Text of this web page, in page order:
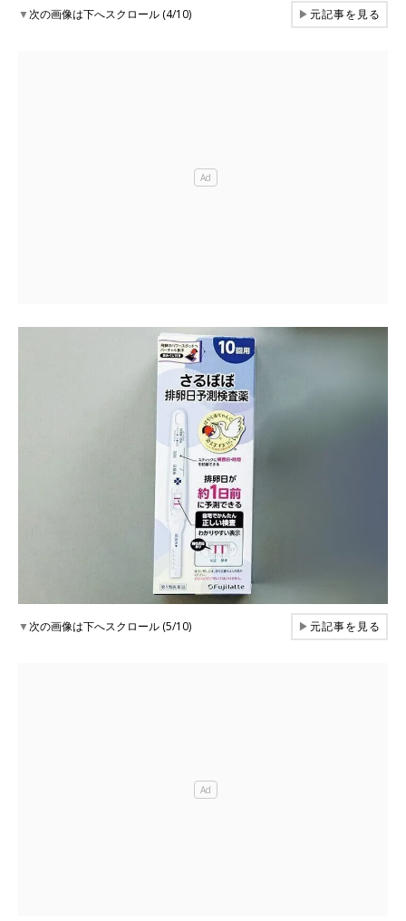
▼次の画像は下へスクロール (4/10) ▶元記事を見る
▼次の画像は下へスクロール (5/10) ▶元記事を見る